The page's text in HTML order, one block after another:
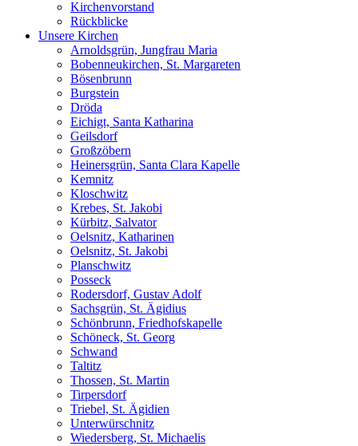
Kirchenvorstand
Rückblicke
Unsere Kirchen
Arnoldsgrün, Jungfrau Maria
Bobenneukirchen, St. Margareten
Bösenbrunn
Burgstein
Dröda
Eichigt, Santa Katharina
Geilsdorf
Großzöbern
Heinersgrün, Santa Clara Kapelle
Kemnitz
Kloschwitz
Krebes, St. Jakobi
Kürbitz, Salvator
Oelsnitz, Katharinen
Oelsnitz, St. Jakobi
Planschwitz
Posseck
Rodersdorf, Gustav Adolf
Sachsgrün, St. Ägidius
Schönbrunn, Friedhofskapelle
Schöneck, St. Georg
Schwand
Taltitz
Thossen, St. Martin
Tirpersdorf
Triebel, St. Ägidien
Unterwürschnitz
Wiedersberg, St. Michaelis